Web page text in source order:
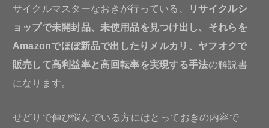
サイクルマスターなおきが行っている、
リサイクルシ
ョップで未開封品、未使用品を見つけ出し、それらを
Amazonでほぼ新品で出したりメルカリ、ヤフオクで
販売して高利益率と高回転率を実現する手法の解説書
になります。
せどりで伸び悩んでいる方にはとっておきの内容で